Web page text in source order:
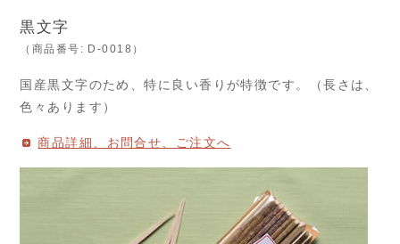
黒文字
（商品番号: D-0018）
国産黒文字のため、特に良い香りが特徴です。（長さは、
色々あります）
商品詳細、お問合せ、ご注文へ